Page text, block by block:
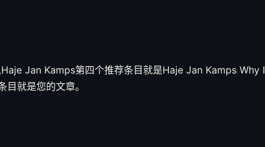
Jan Kamps第四个推荐条目就是Haje Jan Kamps Why I
就是您的文章。